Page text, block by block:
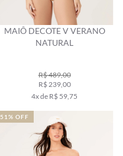
MAIÔ DECOTE V VERANO
NATURAL
R$ 489,00
R$ 239,00
4x de R$ 59,75
51% OFF